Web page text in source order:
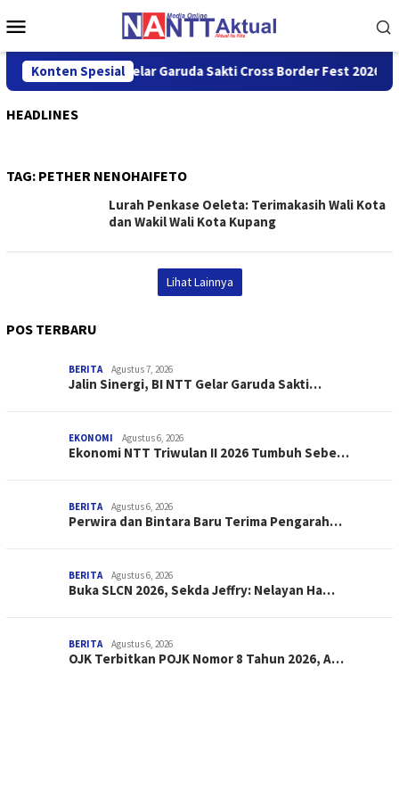
ke
Mobile
Konten Spesial
Sinergi, BI NTT Gelar Garuda Sakti Cross Border Fest 2026
HEADLINES
TAG: PETHER NENOHAIFETO
Lurah Penkase Oeleta: Terimakasih Wali Kota
dan Wakil Wali Kota Kupang
Lihat Lainnya
POS TERBARU
BERITA Agustus 7, 2026
Jalin Sinergi, BI NTT Gelar Garuda Sakti…
EKONOMI Agustus 6, 2026
Ekonomi NTT Triwulan II 2026 Tumbuh Sebe…
BERITA Agustus 6, 2026
Perwira dan Bintara Baru Terima Pengarah…
BERITA Agustus 6, 2026
Buka SLCN 2026, Sekda Jeffry: Nelayan Ha…
BERITA Agustus 6, 2026
OJK Terbitkan POJK Nomor 8 Tahun 2026, A…